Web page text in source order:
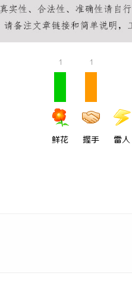
1
鲜花
1
握手 雷人